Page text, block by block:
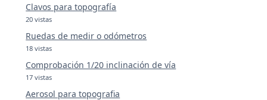
Clavos para topografía
20 vistas
Ruedas de medir o odómetros
18 vistas
Comprobación 1/20 inclinación de vía
17 vistas
Aerosol para topografia